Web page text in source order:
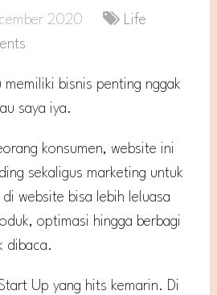
2020
Life
memiliki bisnis penting nggak
saya iya.
konsumen, website ini
sekaligus marketing untuk
website bisa lebih leluasa
optimasi hingga berbagi
dibaca.
Up yang hits kemarin. Di